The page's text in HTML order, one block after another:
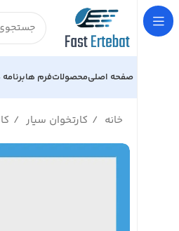
صفحه اصلیمحصولاتفرم ها
خانه کارتخوان سیار